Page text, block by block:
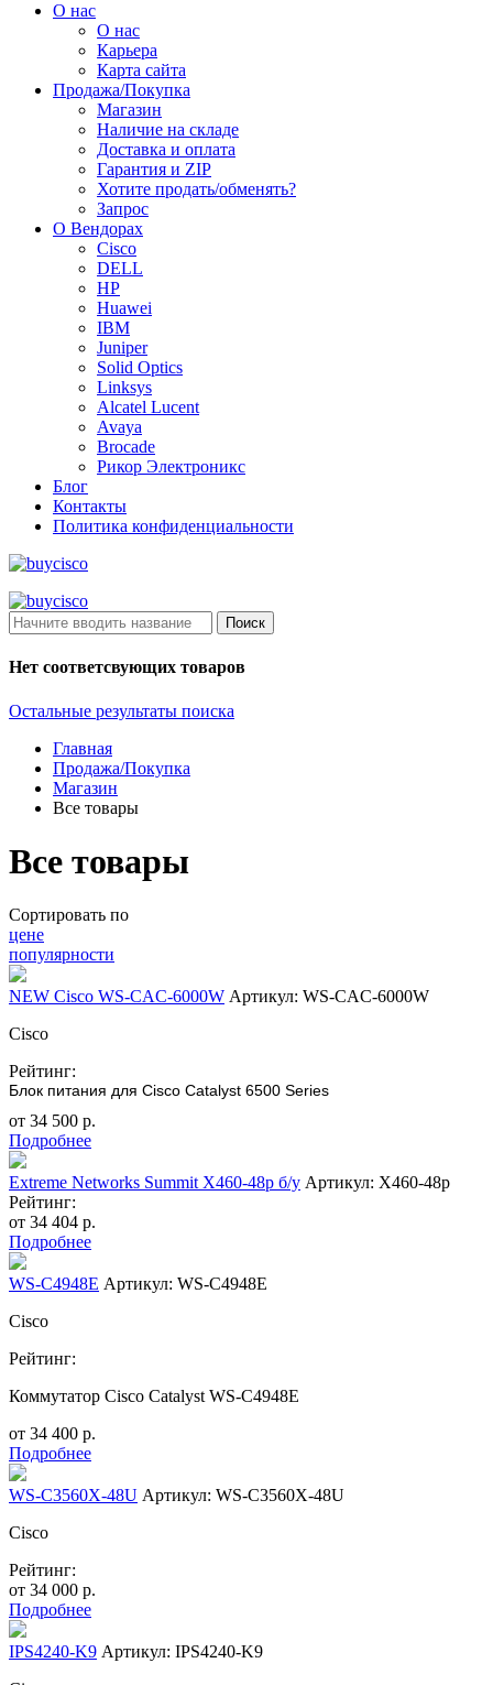
О нас
О нас
Карьера
Карта сайта
Продажа/Покупка
Магазин
Наличие на складе
Доставка и оплата
Гарантия и ZIP
Хотите продать/обменять?
Запрос
О Вендорах
Cisco
DELL
HP
Huawei
IBM
Juniper
Solid Optics
Linksys
Alcatel Lucent
Avaya
Brocade
Рикор Электроникс
Блог
Контакты
Политика конфиденциальности
Поиск
Нет соответсвующих товаров
Остальные результаты поиска
Главная
Продажа/Покупка
Магазин
Все товары
Все товары
Сортировать по
цене
популярности
NEW Cisco WS-CAC-6000W Артикул: WS-CAC-6000W
Cisco
Рейтинг:
Блок питания для Cisco Catalyst 6500 Series
от 34 500 р.
Подробнее
Extreme Networks Summit X460-48p б/у Артикул: X460-48p
Рейтинг:
от 34 404 р.
Подробнее
WS-C4948E Артикул: WS-C4948E
Cisco
Рейтинг:
Коммутатор Cisco Catalyst WS-C4948E
от 34 400 р.
Подробнее
WS-C3560X-48U Артикул: WS-C3560X-48U
Cisco
Рейтинг:
от 34 000 р.
Подробнее
IPS4240-K9 Артикул: IPS4240-K9